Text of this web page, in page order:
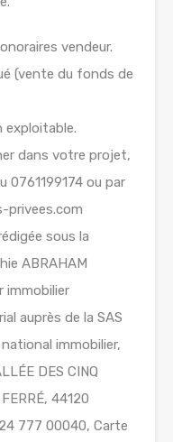
vendeur.
(vente du fonds de
exploitable.
dans votre projet,
0761199174 ou par
privees.com
sous la
ABRAHAM
immobilier
auprès de la SAS
national immobilier,
DES CINQ
44120
777 00040, Carte